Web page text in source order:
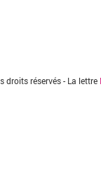
droits réservés - La lettre